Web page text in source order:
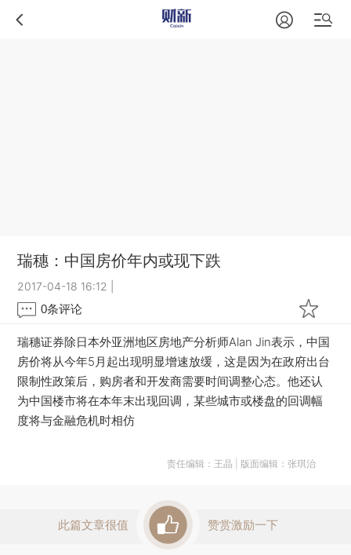
瑞穗：中国房价年内或现下跌
2017-04-18 16:12
0条评论
瑞穗证券除日本外亚洲地区房地产分析师Alan Jin表示，中国
房价将从今年5月起出现明显增速放缓，这是因为在政府出台
限制性政策后，购房者和开发商需要时间调整心态。他还认
为中国楼市将在本年末出现回调，某些城市或楼盘的回调幅
度将与金融危机时相仿
责任编辑：王晶 | 版面编辑：张琪治
此篇文章很值 赞赏激励一下